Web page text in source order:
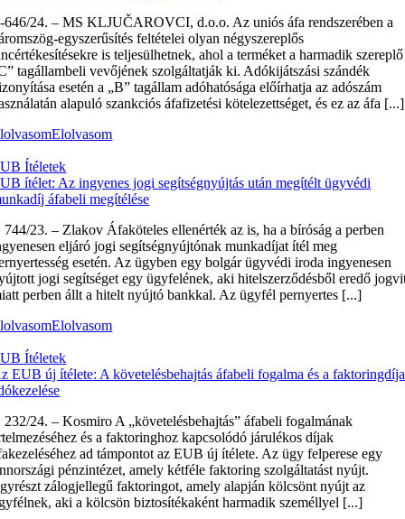
24. – MS KLJUČAROVCI, d.o.o. Az uniós áfa rendszerében a
egyszerűsítés feltételei olyan négyszereplős
is teljesülhetnek, ahol a terméket a harmadik szereplő
tagállambeli vevőjének szolgáltatják ki. Adókijátszási szándék
esetén a „B” tagállam adóhatósága előírhatja az adószám
alapuló szankciós áfafizetési kötelezettséget, és ez az áfa [...]
Elolvasom
Ítéletek
ítélet: Az ingyenes jogi segítségnyújtás után megítélt ügyvédi
áfabeli megítélése
744/23. – Zlakov Áfaköteles ellenérték az is, ha a bíróság a perben
eljáró jogi segítségnyújtónak munkadíjat ítél meg
esetén. Az ügyben egy bolgár ügyvédi iroda ingyenesen
jogi segítséget egy ügyfelének, aki hitelszerződésből eredő
perben állt a hitelt nyújtó bankkal. Az ügyfél pernyertes [...]
Elolvasom
Ítéletek
EUB új ítélete: A követelésbehajtás áfabeli fogalma és a
232/24. – Kosmiro A „követelésbehajtás” áfabeli fogalmának
és a faktoringhoz kapcsolódó járulékos díjak
ad támpontot az EUB új ítélete. Az ügy felperese egy
pénzintézet, amely kétféle faktoring szolgáltatást nyújt.
zálogjellegű faktoringot, amely alapján kölcsönt nyújt az
aki a kölcsön biztosítékaként harmadik személlyel [...]